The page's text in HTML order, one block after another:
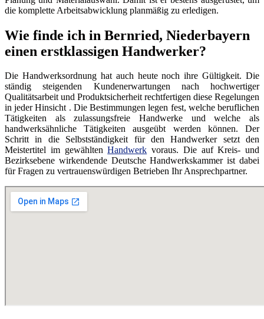
die komplette Arbeitsabwicklung planmäßig zu erledigen.
Wie finde ich in Bernried, Niederbayern
einen erstklassigen Handwerker?
Die Handwerksordnung hat auch heute noch ihre Gültigkeit. Die
ständig steigenden Kundenerwartungen nach hochwertiger
Qualitätsarbeit und Produktsicherheit rechtfertigen diese Regelungen
in jeder Hinsicht . Die Bestimmungen legen fest, welche beruflichen
Tätigkeiten als zulassungsfreie Handwerke und welche als
handwerksähnliche Tätigkeiten ausgeübt werden können. Der
Schritt in die Selbstständigkeit für den Handwerker setzt den
Meistertitel im gewähltenHandwerk voraus. Die auf Kreis- und
Bezirksebene wirkendende Deutsche Handwerkskammer ist dabei
für Fragen zu vertrauenswürdigen Betrieben Ihr Ansprechpartner.